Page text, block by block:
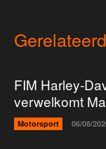
FIM Harley-
verwelkomt
Motorsport 06/08/